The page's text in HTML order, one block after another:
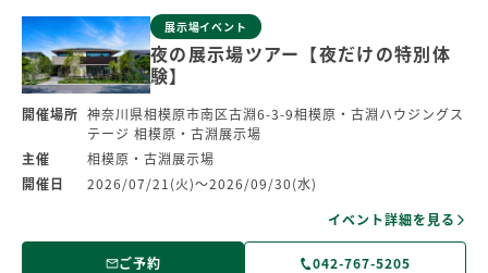
展示場イベント
夜の展示場ツアー【夜だけの特別体
験】
開催場所 神奈川県相模原市南区古淵6-3-9相模原・古淵ハウジングス
テージ 相模原・古淵展示場
主催
相模原・古淵展示場
開催日
2026/07/21(火)～2026/09/30(水)
イベント詳細を見る
ご予約 042-767-5205